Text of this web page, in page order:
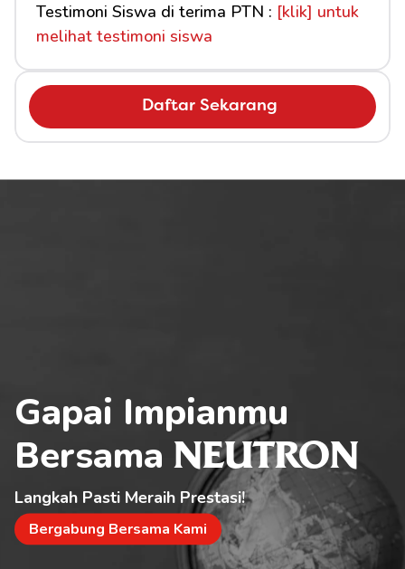
Daftar Sekarang
Testimoni Siswa di terima PTN : [klik] untuk
melihat testimoni siswa
Gapai Impianmu
Bersama NEUTRON
Langkah Pasti Meraih Prestasi!
Bergabung Bersama Kami